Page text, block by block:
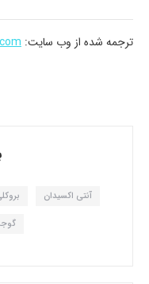
ترجمه شده از وب سایت:
آنتی اکسیدان